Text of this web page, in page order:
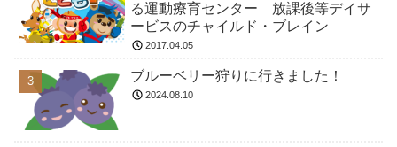
る運動療育センター 放課後等デイサ
ービスのチャイルド・ブレイン
2017.04.05
ブルーベリー狩りに行きました！
2024.08.10